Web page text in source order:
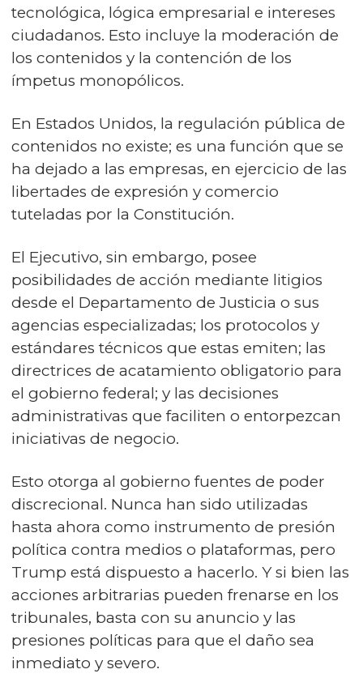
tecnológica, lógica empresarial e intereses
ciudadanos. Esto incluye la moderación de
los contenidos y la contención de los
ímpetus monopólicos.
En Estados Unidos, la regulación pública de
contenidos no existe; es una función que se
ha dejado a las empresas, en ejercicio de las
libertades de expresión y comercio
tuteladas por la Constitución.
El Ejecutivo, sin embargo, posee
posibilidades de acción mediante litigios
desde el Departamento de Justicia o sus
agencias especializadas; los protocolos y
estándares técnicos que estas emiten; las
directrices de acatamiento obligatorio para
el gobierno federal; y las decisiones
administrativas que faciliten o entorpezcan
iniciativas de negocio.
Esto otorga al gobierno fuentes de poder
discrecional. Nunca han sido utilizadas
hasta ahora como instrumento de presión
política contra medios o plataformas, pero
Trump está dispuesto a hacerlo. Y si bien las
acciones arbitrarias pueden frenarse en los
tribunales, basta con su anuncio y las
presiones políticas para que el daño sea
inmediato y severo.